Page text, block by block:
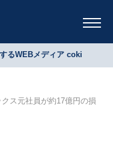
るWEBメディア coki
ス元社員が約17億円の損